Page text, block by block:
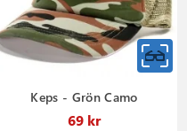
Keps - Grön Camo
69 kr